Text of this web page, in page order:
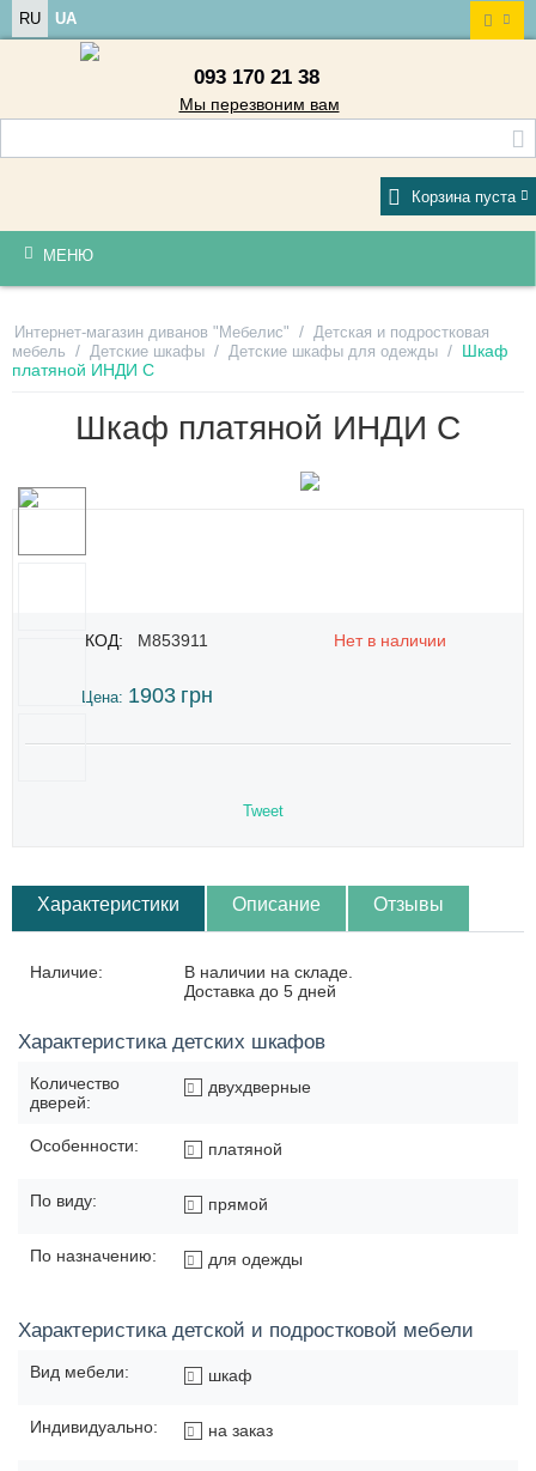
RU UA
093 170 21 38
Мы перезвоним вам
Корзина пуста
МЕНЮ
Интернет-магазин диванов "Мебелис" / Детская и подростковая
мебель / Детские шкафы / Детские шкафы для одежды / Шкаф
платяной ИНДИ С
Шкаф платяной ИНДИ С
КОД: M853911 Нет в наличии
Цена: 1903 грн
Tweet
Характеристики Описание Отзывы
Наличие:
В наличии на складе.
Доставка до 5 дней
Характеристика детских шкафов
Количество
дверей:
двухдверные
Особенности: платяной
По виду: прямой
По назначению: для одежды
Характеристика детской и подростковой мебели
Вид мебели: шкаф
Индивидуально: на заказ